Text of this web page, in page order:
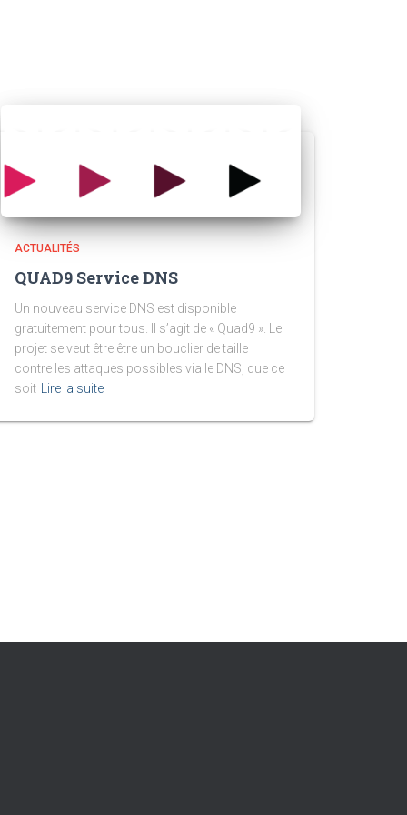
ACTUALITÉS
QUAD9 Service DNS
Un nouveau service DNS est disponible
gratuitement pour tous. Il s’agit de « Quad9 ». Le
projet se veut être être un bouclier de taille
contre les attaques possibles via le DNS, que ce
soit
Lire la suite